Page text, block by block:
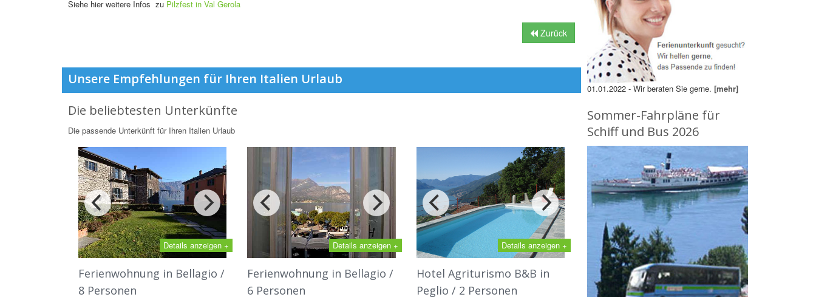
Siehe hier weitere Infos zu Pilzfest in Val Gerola
Zurück
Unsere Empfehlungen für Ihren Italien Urlaub
Die beliebtesten Unterkünfte
Die passende Unterkünft für Ihren Italien Urlaub
Details anzeigen +
Ferienwohnung in Bellagio /
8 Personen
Details anzeigen +
Ferienwohnung in Bellagio /
6 Personen
Details anzeigen +
Hotel Agriturismo B&B in
Peglio / 2 Personen
01.01.2022 - Wir beraten Sie gerne. [mehr]
Sommer-Fahrpläne für
Schiff und Bus 2026